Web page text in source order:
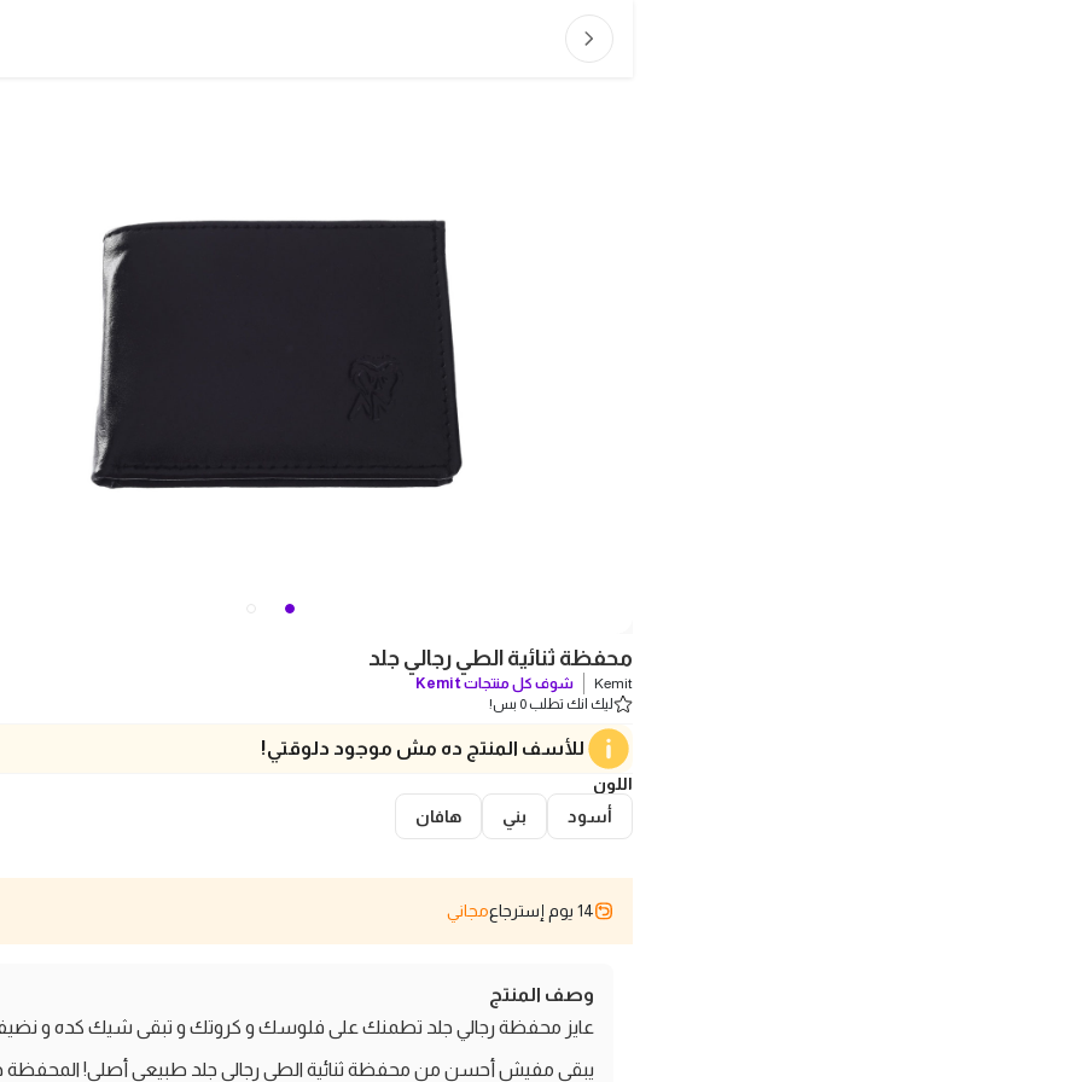
محفظة ثنائية الطي رجالي جلد
Kemit شوف كل منتجاتKemit
ليك انك تطلب 0 بس!
للأسف المنتج ده مش موجود دلوقتي!
اللون
أسود
بني هافان
14 يوم إسترجاع مجاني
وصف المنتج
عايز محفظة رجالي جلد تطمنك على فلوسك و كروتك و تبقى شيك كده و
يبقى مفيش أحسن من محفظة ثنائية الطي رجالي جلد طبيعي أصلي! المحفظة